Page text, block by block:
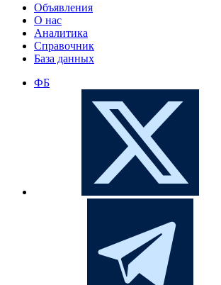
Объявления
О нас
Аналитика
Справочник
База данных
ФБ